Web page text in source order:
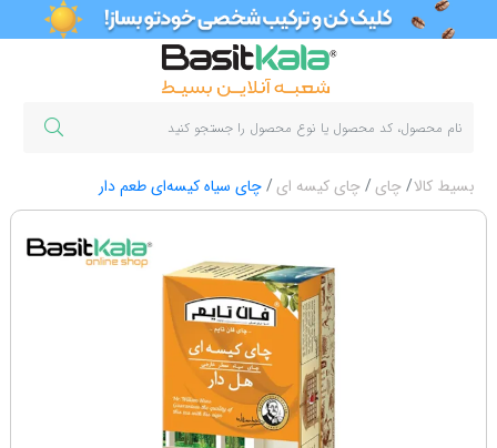
بسیط کالا چای چای کیسه ای چای سیاه کیسه‌ای طعم دار